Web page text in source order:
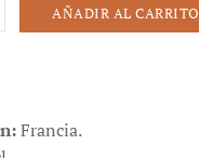
AÑADIR AL CARRITO
Francia.